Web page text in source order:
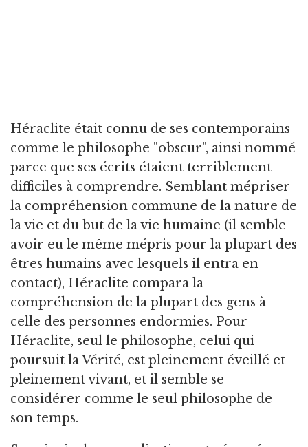
Héraclite était connu de ses contemporains
comme le philosophe "obscur", ainsi nommé
parce que ses écrits étaient terriblement
difficiles à comprendre. Semblant mépriser
la compréhension commune de la nature de
la vie et du but de la vie humaine (il semble
avoir eu le même mépris pour la plupart des
êtres humains avec lesquels il entra en
contact), Héraclite compara la
compréhension de la plupart des gens à
celle des personnes endormies. Pour
Héraclite, seul le philosophe, celui qui
poursuit la Vérité, est pleinement éveillé et
pleinement vivant, et il semble se
considérer comme le seul philosophe de
son temps.